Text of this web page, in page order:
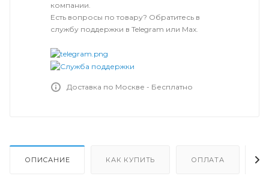
компании.
Есть вопросы по товару? Обратитесь в
службу поддержки в Telegram или Max.
Доставка по Москве - Бесплатно
ОПИСАНИЕ КАК КУПИТЬ ОПЛАТА